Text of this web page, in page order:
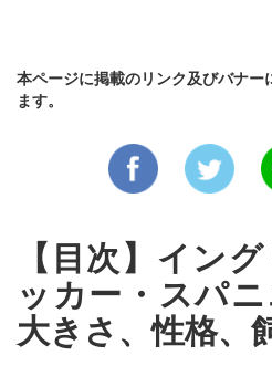
本ページに掲載のリンク及びバナ
ます。
【目次】イン
ッカー・スパニ
大きさ、性格、